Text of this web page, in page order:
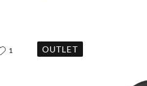
1 OUTLET